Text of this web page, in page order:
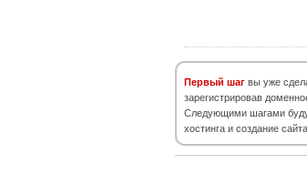
Первый шаг вы уже
зарегистрировав
Следующими шагами
хостинга и создание сайта.